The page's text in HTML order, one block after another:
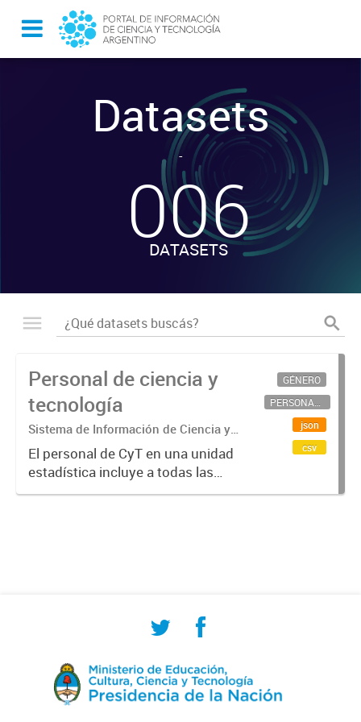
Datasets
-
006
DATASETS
Personal de ciencia y
tecnología
Sistema de Información de Ciencia y
Tecnología Argentino (SICYTAR)
El personal de CyT en una unidad
estadística incluye a todas las
personas involucradas
GÉNERO
PERSONAL CIENTÍFICO-TECNOLÓGICO
json
csv